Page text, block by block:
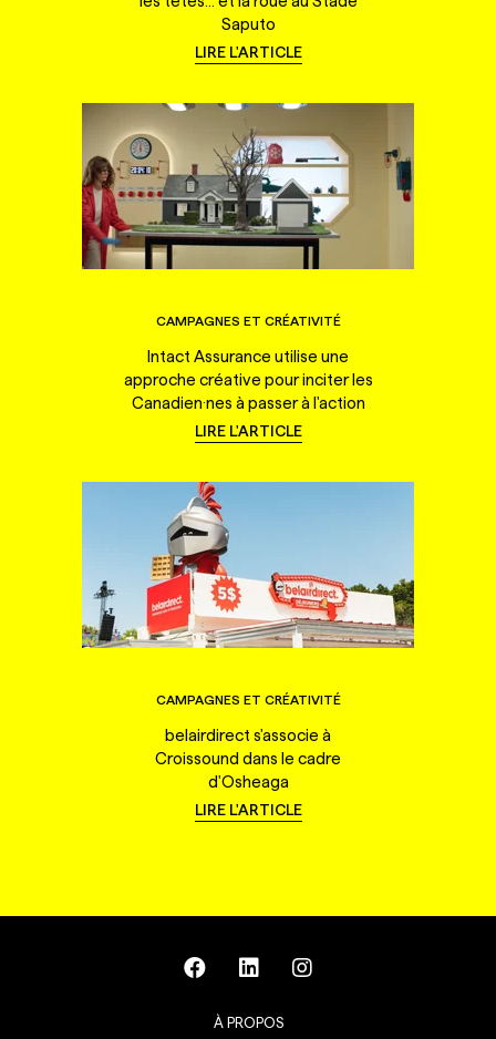
Saputo
LIRE L'ARTICLE
CAMPAGNES ET CRÉATIVITÉ
Intact Assurance utilise une
approche créative pour inciter les
Canadien·nes à passer à l'action
LIRE L'ARTICLE
CAMPAGNES ET CRÉATIVITÉ
belairdirect s'associe à
Croissound dans le cadre
d'Osheaga
LIRE L'ARTICLE
À PROPOS